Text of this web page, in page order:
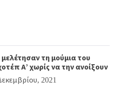
τη μούμια του
Α’ χωρίς να την ανοίξουν
2021